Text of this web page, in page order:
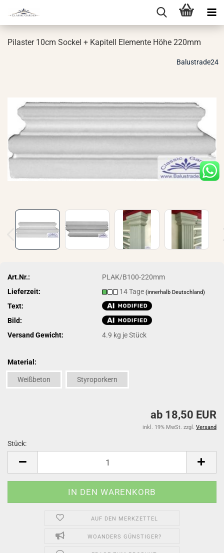
Pi­las­ter 10cm So­ckel + Ka­pi­tell Ele­men­te Höhe 220mm
Balustrade24
Art.Nr.:
PLAK/B100-220mm
Lieferzeit:
14 Tage(innerhalb Deutschland)
Text:
Bild:
Versand Gewicht:
4.9 kg je Stück
Material:
Weißbeton Styroporkern
ab 18,50 EUR
inkl. 19% MwSt. zzgl. Versand
Stück:
AUF DEN MERKZETTEL
WOANDERS GÜNSTIGER?